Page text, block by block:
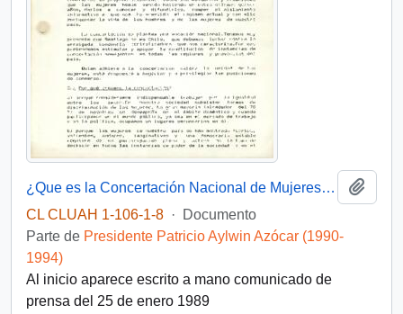
¿Que es la Concertación Nacional de Mujeres por la Democracia?
CL CLUAH 1-106-1-8 ·
Documento
Parte de Presidente Patricio Aylwin Azócar (1990-
1994)
Al inicio aparece escrito a mano comunicado de
prensa del 25 de enero 1989